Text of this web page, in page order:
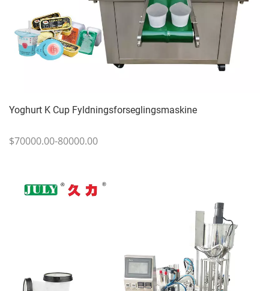
Yoghurt K Cup Fyldningsforseglingsmaskine
$70000.00-80000.00